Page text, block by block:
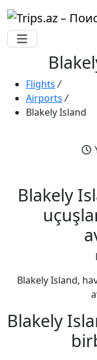
Flights /
Airports /
Blakely Island
Blakely
Blakely Island,
Blakely